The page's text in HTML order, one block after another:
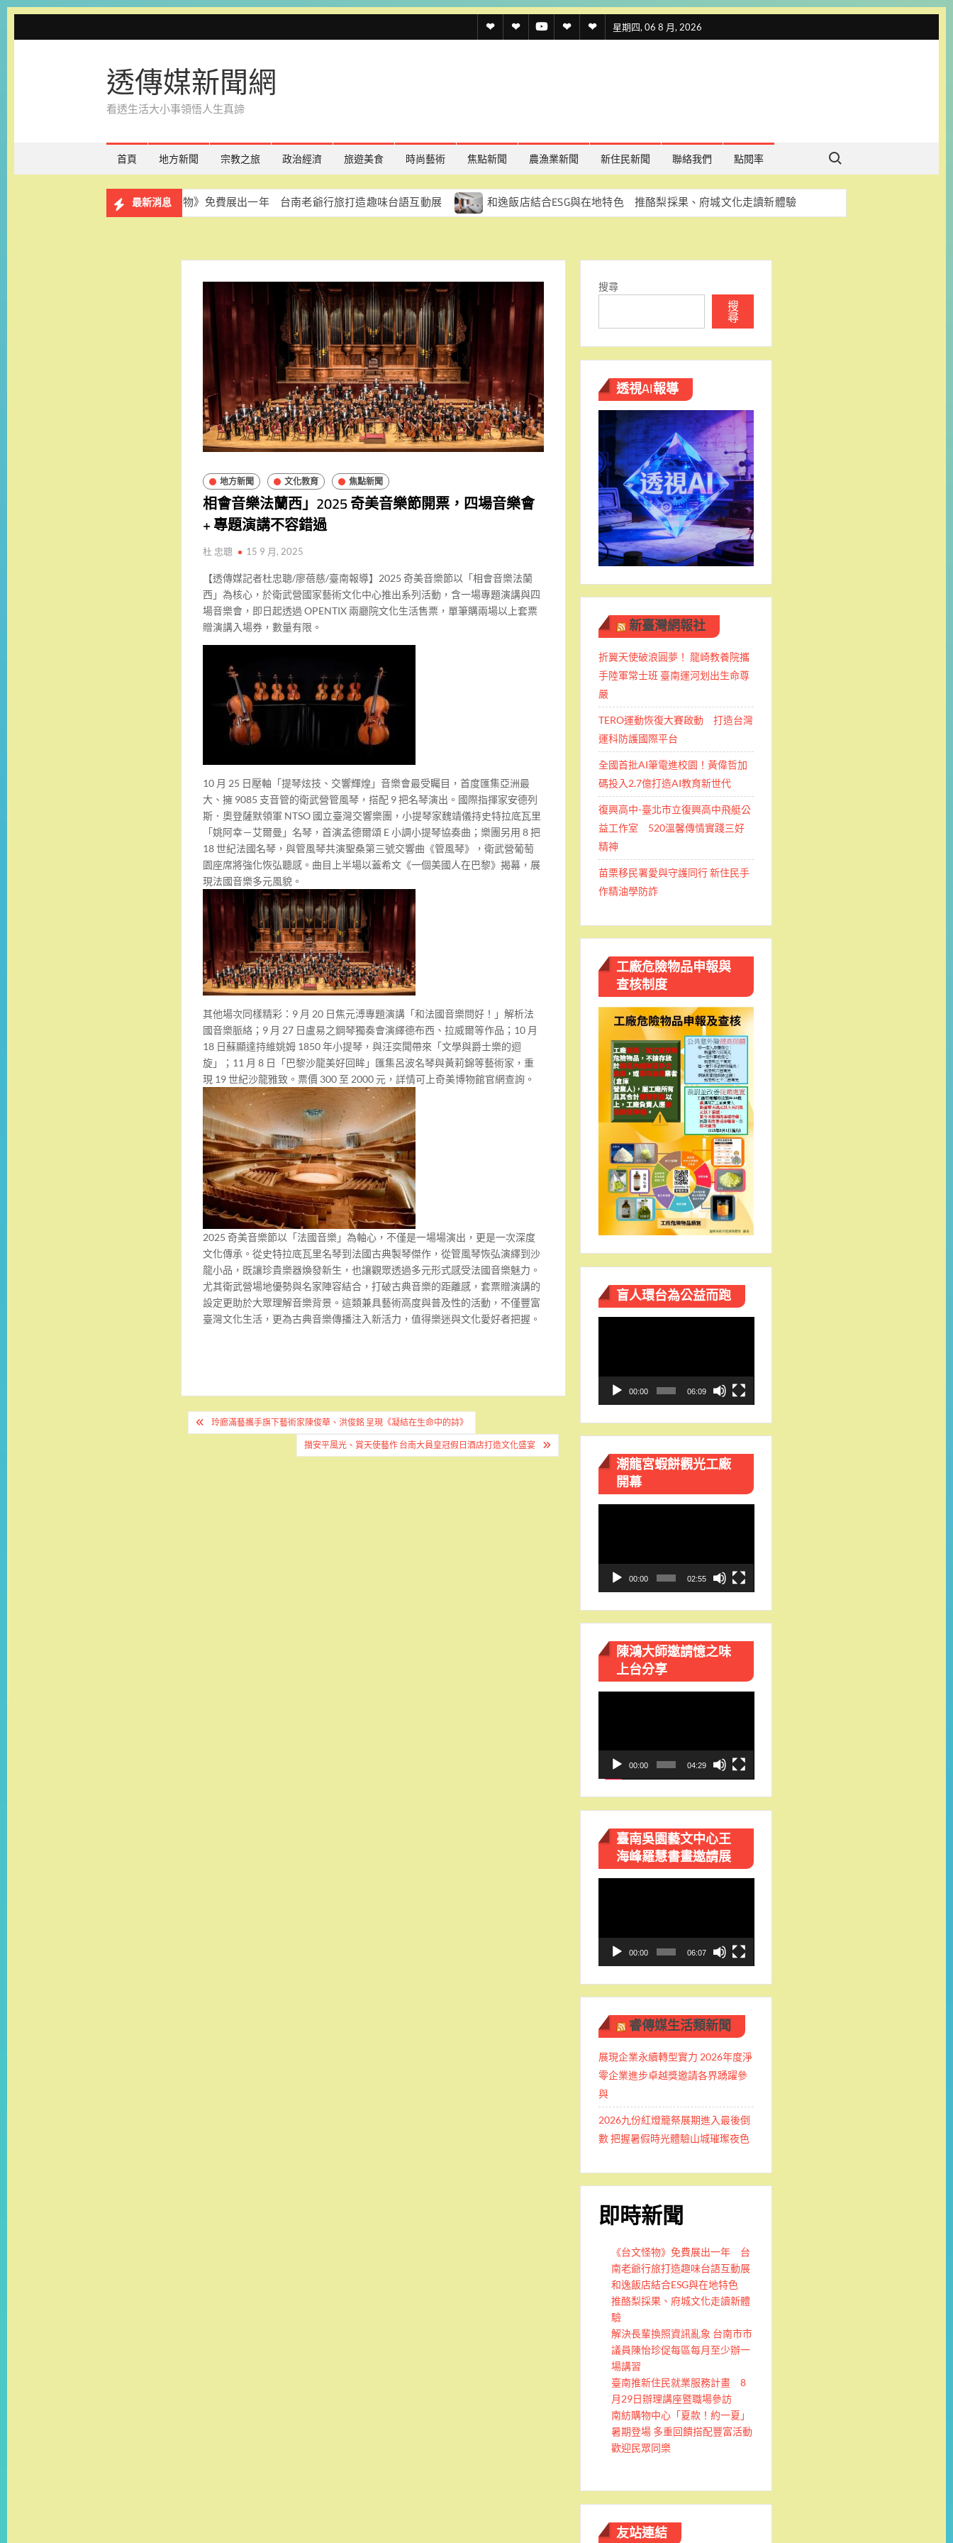
to
星期四, 06 8 月, 2026
透 透
名
透 聯 官
透傳媒新聞網
看透生活大小事領悟人生真諦
首頁 地方新聞 宗教之旅 政治經濟 旅遊美食 時尚藝術 焦點新聞 農漁業新聞 新住民新聞 聯絡我們 點閱率
Search for:
最新消息
《台文怪物》免費展出一年 台南老爺行旅打造趣味台語互動展
和逸飯店結合ESG與在地特色 推酪梨採果、府城文化走讀新體驗
戲巢藝術館啟用 臺南再添推廣傳統戲曲文化新據點
探索府城三大奇案 臺南「陳守娘」散步導覽開放報名
地方新聞 文化教育 焦點新聞
相會音樂法蘭西」2025 奇美音樂節開票，四場音樂會
+ 專題演講不容錯過
杜 忠聰 15 9 月, 2025
【透傳媒記者杜忠聰/廖蓓慈/臺南報導】2025 奇美音樂節以「相會音樂法蘭
西」為核心，於衛武營國家藝術文化中心推出系列活動，含一場專題演講與四
場音樂會，即日起透過 OPENTIX 兩廳院文化生活售票，單筆購兩場以上套票
贈演講入場券，數量有限。
10 月 25 日壓軸「提琴炫技、交響輝煌」音樂會最受矚目，首度匯集亞洲最
大、擁 9085 支音管的衛武營管風琴，搭配 9 把名琴演出。國際指揮家安德列
斯．奧登薩默領軍 NTSO 國立臺灣交響樂團，小提琴家魏靖儀持史特拉底瓦里
「姚阿幸－艾爾曼」名琴，首演孟德爾頌 E 小調小提琴協奏曲；樂團另用 8 把
18 世紀法國名琴，與管風琴共演聖桑第三號交響曲《管風琴》，衛武營葡萄
園座席將強化恢弘聽感。曲目上半場以蓋希文《一個美國人在巴黎》揭幕，展
現法國音樂多元風貌。
其他場次同樣精彩：9 月 20 日焦元溥專題演講「和法國音樂問好！」解析法
國音樂脈絡；9 月 27 日盧易之鋼琴獨奏會演繹德布西、拉威爾等作品；10 月
18 日蘇顯達持維姚姆 1850 年小提琴，與汪奕聞帶來「文學與爵士樂的迴
旋」；11 月 8 日「巴黎沙龍美好回眸」匯集呂波名琴與黃莉錦等藝術家，重
現 19 世紀沙龍雅致。票價 300 至 2000 元，詳情可上奇美博物館官網查詢。
2025 奇美音樂節以「法國音樂」為軸心，不僅是一場場演出，更是一次深度
文化傳承。從史特拉底瓦里名琴到法國古典製琴傑作，從管風琴恢弘演繹到沙
龍小品，既讓珍貴樂器煥發新生，也讓觀眾透過多元形式感受法國音樂魅力。
尤其衛武營場地優勢與名家陣容結合，打破古典音樂的距離感，套票贈演講的
設定更助於大眾理解音樂背景。這類兼具藝術高度與普及性的活動，不僅豐富
臺灣文化生活，更為古典音樂傳播注入新活力，值得樂迷與文化愛好者把握。
文
章
玲廊滿藝攜手旗下藝術家陳俊華、洪俊銘 呈現《凝結在生命中的詩》
描安平風光、賞天使藝作 台南大員皇冠假日酒店打造文化盛宴
搜尋
搜
尋
透視AI報導
新臺灣網報社
折翼天使破浪圓夢！ 龍崎教養院攜
手陸軍常士班 ​臺南運河划出生命尊
嚴
TERO運動恢復大賽啟動 打造台灣
運科防護國際平台
全國首批AI筆電進校園！黃偉哲加
碼投入2.7億打造AI教育新世代
復興高中-臺北市立復興高中飛艇公
益工作室 520溫馨傳情實踐三好
精神
苗栗移民署愛與守護同行 新住民手
作精油學防詐
工廠危險物品申報與
查核制度
盲人環台​為公益而跑
放
00:00 06:09
潮龍宮蝦餅觀光工廠
開幕
00:00 02:55
陳鴻大師邀請憶之味
上台分享
放
00:00 04:29
臺南吳園藝文中心王
海峰羅慧書畫邀請展
00:00 06:07
睿傳媒生活類新聞
展現企業永續轉型實力 2026年度淨
零企業進步卓越獎邀請各界踴躍參
與
2026九份紅燈籠祭展期進入最後倒
數 把握暑假時光體驗山城璀璨夜色
即時新聞
《台文怪物》免費展出一年 台
南老爺行旅打造趣味台語互動展
和逸飯店結合ESG與在地特色
推酪梨採果、府城文化走讀新體
驗
解決長輩換照資訊亂象 台南市市
議員陳怡珍促每區每月至少辦一
場講習
臺南推新住民就業服務計畫 8
月29日辦理講座暨職場參訪
南紡購物中心「夏款！約一夏」
暑期登場 多重回饋搭配豐富活動
歡迎民眾同樂
友站連結